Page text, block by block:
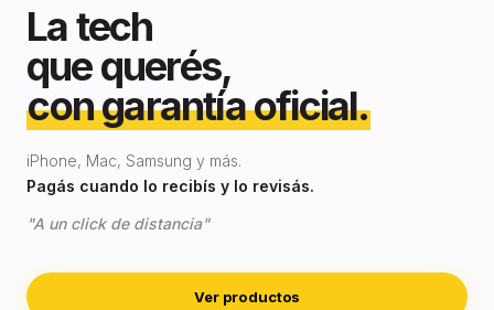
La tech
que querés,
con garantía oficial.
iPhone, Mac, Samsung y más.
Pagás cuando lo recibís y lo revisás.
"A un click de distancia"
Ver productos